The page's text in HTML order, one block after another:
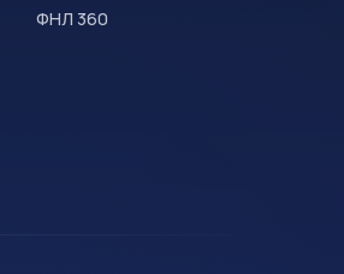
ФНЛ 360